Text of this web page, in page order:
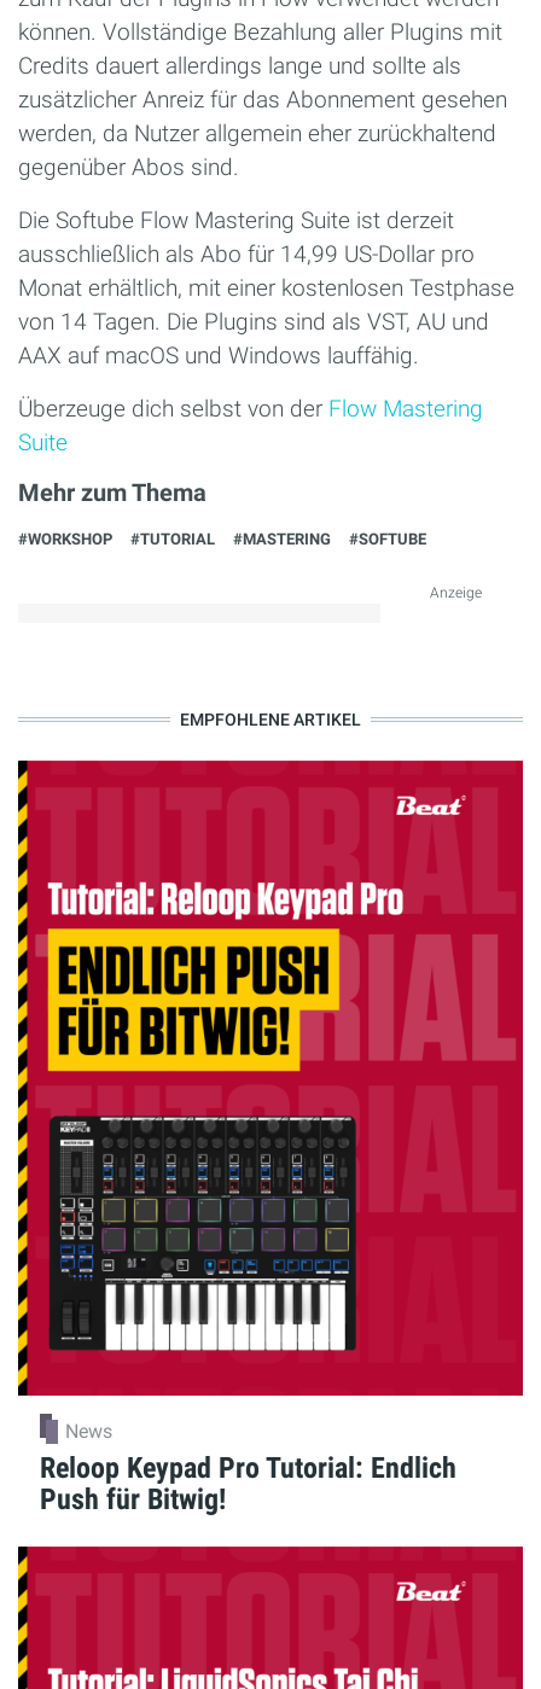
können. Vollständige Bezahlung aller Plugins mit
Credits dauert allerdings lange und sollte als
zusätzlicher Anreiz für das Abonnement gesehen
werden, da Nutzer allgemein eher zurückhaltend
gegenüber Abos sind.
Die Softube Flow Mastering Suite ist derzeit
ausschließlich als Abo für 14,99 US-Dollar pro
Monat erhältlich, mit einer kostenlosen Testphase
von 14 Tagen. Die Plugins sind als VST, AU und
AAX auf macOS und Windows lauffähig.
Überzeuge dich selbst von der Flow Mastering
Suite
Mehr zum Thema
#WORKSHOP #TUTORIAL #MASTERING #SOFTUBE
Anzeige
EMPFOHLENE ARTIKEL
News
Reloop Keypad Pro Tutorial: Endlich
Push für Bitwig!